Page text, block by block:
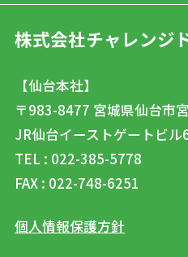
株式会社チャレンジ
【仙台本社】
〒983-8477 宮城県仙台市
JR仙台イーストゲートビル
TEL : 022-385-5778
FAX : 022-748-6251
個人情報保護方針